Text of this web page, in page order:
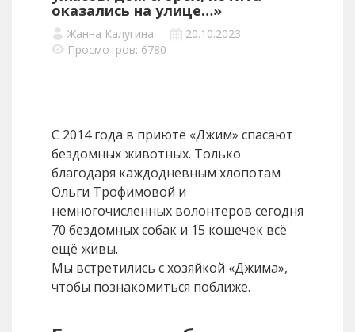
оказались на улице…»
Жанна Калугина
20.10.2023
Просмотров: 6780
С 2014 года в приюте «Джим» спасают
бездомных животных. Только
благодаря каждодневным хлопотам
Ольги Трофимовой и
немногочисленных волонтеров сегодня
70 бездомных собак и 15 кошечек всё
ещё живы.
Мы встретились с хозяйкой «Джима»,
чтобы познакомиться поближе.